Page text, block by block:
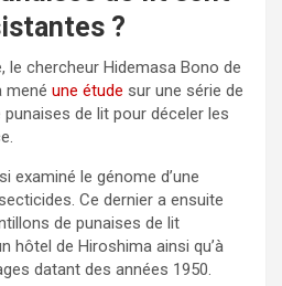
?
le chercheur Hidemasa Bono de
mené une étude sur une série de
de lit pour déceler les
examiné le génome d’une
Ce dernier a ensuite
de punaises de lit
hôtel de Hiroshima ainsi qu’à
datant des années 1950.